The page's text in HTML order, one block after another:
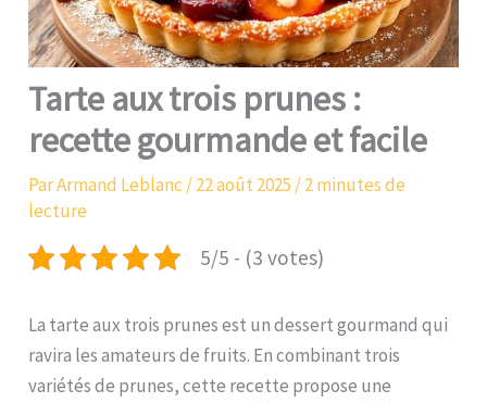
Tarte aux trois prunes :
recette gourmande et facile
ParArmand Leblanc /22 août 2025 /2 minutes de
lecture
5/5 - (3 votes)
La tarte aux trois prunes est un dessert gourmand qui
ravira les amateurs de fruits. En combinant trois
variétés de prunes, cette recette propose une